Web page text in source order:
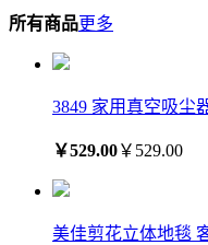
所有商品更多
3849 家用真空吸尘
￥529.00￥529.00
美佳剪花立体地毯